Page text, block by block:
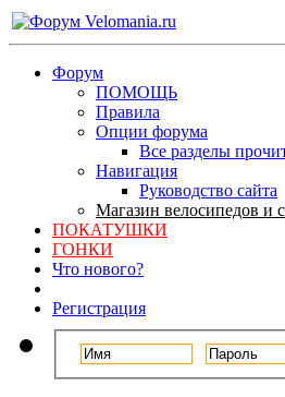
Форум
ПОМОЩЬ
Правила
Опции форума
Все разделы
Навигация
Руководство сайта
Магазин велосипедов и
ПОКАТУШКИ
ГОНКИ
Что нового?
Регистрация